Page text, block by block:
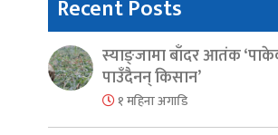
Recent Posts
स्याङ्जामा बाँदर आतंक
पाउँदैनन् किसान’
१ महिना अगाडि